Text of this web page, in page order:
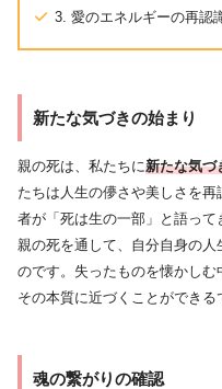
3. 愛のエネルギーの再認
新たな気づきの始まり
親の死は、私たちに新たな気づ
たちは人生の儚さや美しさを
者が「死は生の一部」と語って
親の死を通して、自分自身の
のです。失ったものを懐かしむ
その本質に近づくことができる
魂の繋がりの確認